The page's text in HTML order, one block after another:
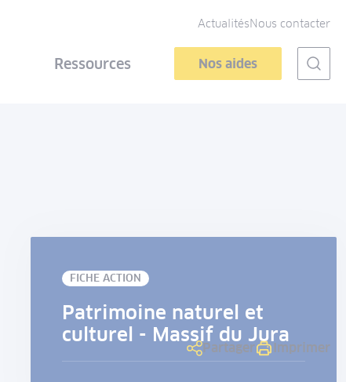
ActualitésNous contacter
Ressources Nos aides
Partager Imprimer
FICHE ACTION
Patrimoine naturel et
culturel - Massif du Jura